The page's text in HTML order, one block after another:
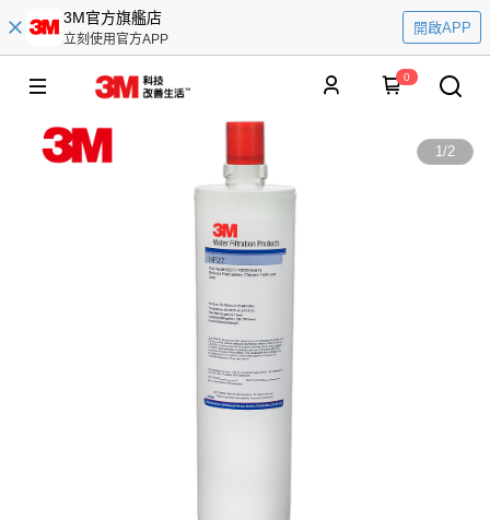
3M官方旗艦店
立刻使用官方APP
開啟APP
0
1/2